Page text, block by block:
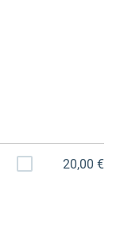
20,00 €